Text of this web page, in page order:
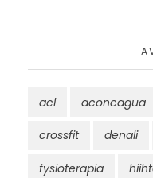
acl aconcagua
crossfit denali
fysioterapia